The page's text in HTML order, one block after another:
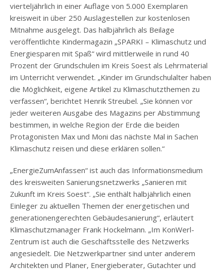
vierteljährlich in einer Auflage von 5.000 Exemplaren
kreisweit in über 250 Auslagestellen zur kostenlosen
Mitnahme ausgelegt. Das halbjährlich als Beilage
veröffentlichte Kindermagazin „SPARKI – Klimaschutz und
Energiesparen mit Spaß“ wird mittlerweile in rund 40
Prozent der Grundschulen im Kreis Soest als Lehrmaterial
im Unterricht verwendet. „Kinder im Grundschulalter haben
die Möglichkeit, eigene Artikel zu Klimaschutzthemen zu
verfassen“, berichtet Henrik Streubel. „Sie können vor
jeder weiteren Ausgabe des Magazins per Abstimmung
bestimmen, in welche Region der Erde die beiden
Protagonisten Max und Moni das nächste Mal in Sachen
Klimaschutz reisen und diese erklären sollen.“
„EnergieZumAnfassen“ ist auch das Informationsmedium
des kreisweiten Sanierungsnetzwerks „Sanieren mit
Zukunft im Kreis Soest“. „Sie enthält halbjährlich einen
Einleger zu aktuellen Themen der energetischen und
generationengerechten Gebäudesanierung“, erläutert
Klimaschutzmanager Frank Hockelmann. „Im KonWerl-
Zentrum ist auch die Geschäftsstelle des Netzwerks
angesiedelt. Die Netzwerkpartner sind unter anderem
Architekten und Planer, Energieberater, Gutachter und